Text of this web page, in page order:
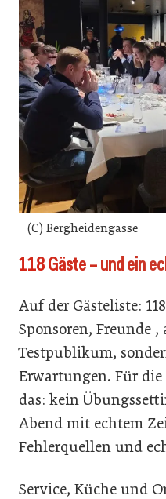
(C) Bergheidengasse
118 Gäste – und ein
Auf der Gästeliste:
Sponsoren, Freunde
Testpublikum,
Erwartungen. Für
das: kein
Abend mit echtem
Fehlerquellen und
Service, Küche und